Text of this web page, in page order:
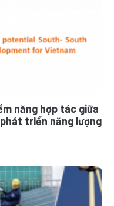
năng hợp tác giữa
triển năng lượng